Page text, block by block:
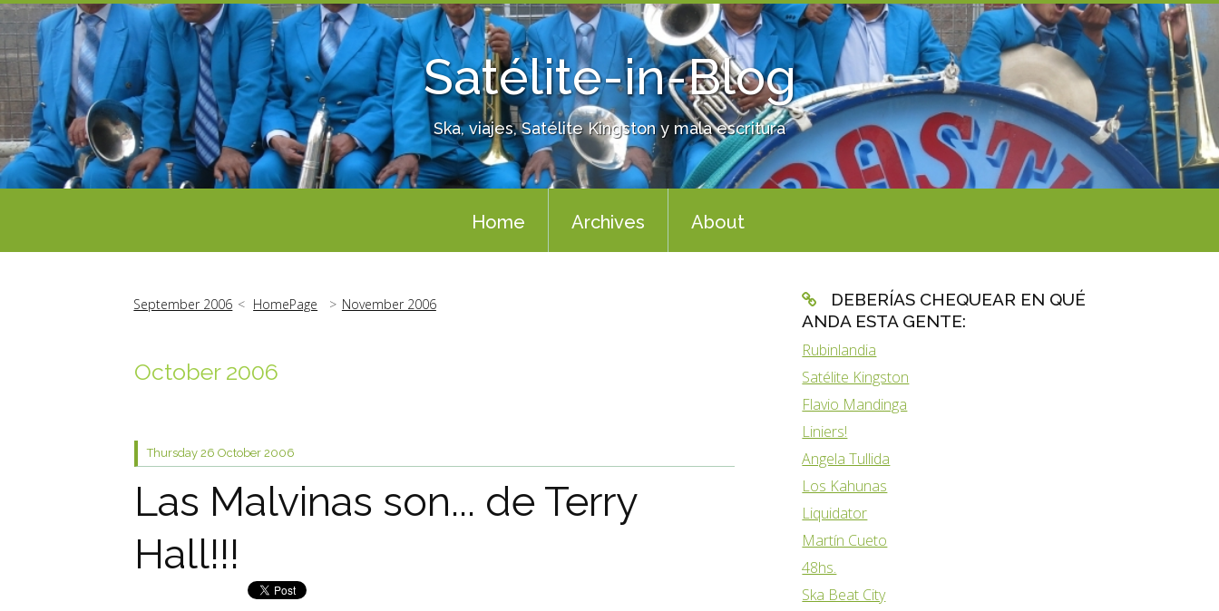
Satélite-in-Blog
Ska, viajes, Satélite Kingston y mala escritura
Home Archives About
September 2006 HomePage November 2006
October 2006
Thursday 26 October 2006
Las Malvinas son... de Terry
Hall!!!
DEBERÍAS CHEQUEAR EN QUÉ
ANDA ESTA GENTE:
Rubinlandia
Satélite Kingston
Flavio Mandinga
Liniers!
Angela Tullida
Los Kahunas
Liquidator
Martín Cueto
48hs.
Ska Beat City